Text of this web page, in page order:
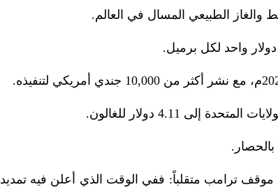
الطبيعي المسال في العالم.
واحد لكل برميل.
4.11 دولار للغالون.
بالحصار.
ترامب متقلباً: ففي الوقت الذي أعلن فيه تمديد